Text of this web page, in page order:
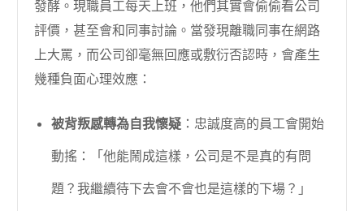
發酵。現職員工每天上班，他們其實會偷偷看公司
評價，甚至會和同事討論。當發現離職同事在網路
上大罵，而公司卻毫無回應或敷衍否認時，會產生
幾種負面心理效應：
被背叛感轉為自我懷疑 ：忠誠度高的員工會開始
動搖：「他能鬧成這樣，公司是不是真的有問
題？我繼續待下去會不會也是這樣的下場？」